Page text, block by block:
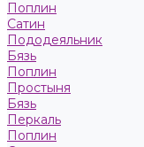
Поплин
Сатин
Пододеяльник
Бязь
Поплин
Простыня
Бязь
Перкаль
Поплин